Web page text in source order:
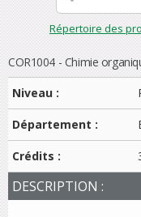
Répertoire des
COR1004 - Chimie
Niveau :
Département :
Crédits :
DESCRIPTION :